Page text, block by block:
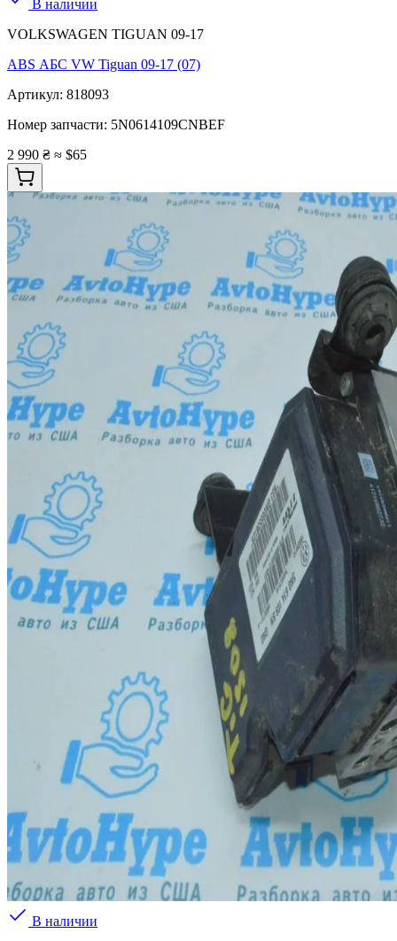
В наличии
VOLKSWAGEN TIGUAN 09-17
ABS АБС VW Tiguan 09-17 (07)
Артикул: 818093
Номер запчасти: 5N0614109CNBEF
2 990 ₴ ≈ $65
В наличии